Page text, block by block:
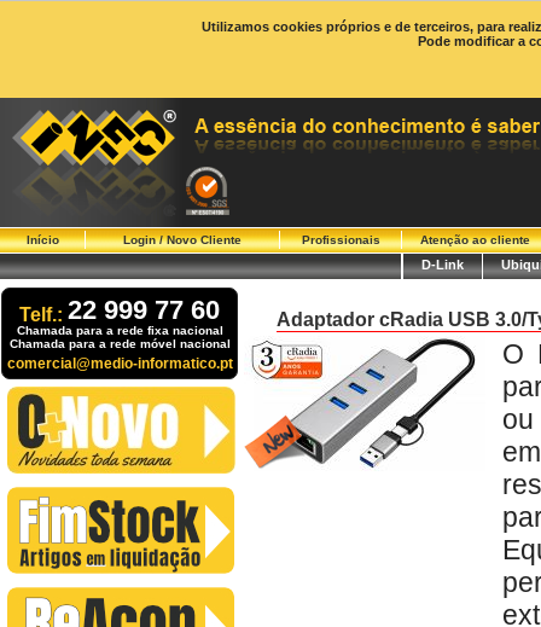
Utilizamos cookies próprios e de terceiros, para
Pode modificar a
Início Login / Novo Cliente Profissionais Atenção ao cliente
D-Link
Telf.: 22 999 77 60
Chamada para a rede fixa nacional
Chamada para a rede móvel nacional
comercial@medio-informatico.pt
Adaptador cRadia USB 3.0/
O